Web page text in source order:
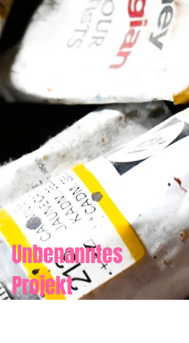
Unbenanntes
Projekt